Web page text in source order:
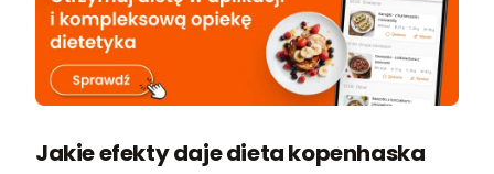
Jakie efekty daje dieta kopenhaska